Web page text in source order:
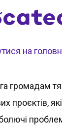
на
громадам
проєктів,